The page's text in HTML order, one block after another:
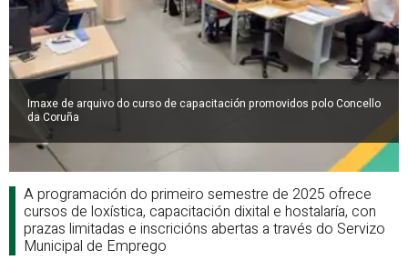
Imaxe de arquivo do curso de capacitación promovidos polo Concello
da Coruña
A programación do primeiro semestre de 2025 ofrece
cursos de loxística, capacitación dixital e hostalaría, con
prazas limitadas e inscricións abertas a través do Servizo
Municipal de Emprego